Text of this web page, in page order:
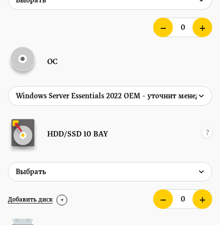
ОС
HDD/SSD 10 BAY ?
Добавить диск +